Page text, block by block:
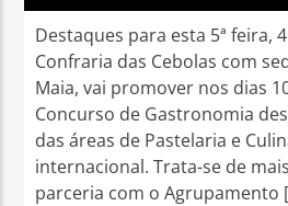
Destaques para esta 5ª feira,
Confraria das Cebolas com
Maia, vai promover nos dias
Concurso de Gastronomia
das áreas de Pastelaria e
internacional. Trata-se de
parceria com o Agrupamento